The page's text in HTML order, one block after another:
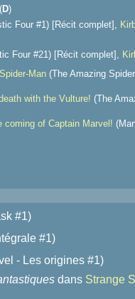
(D)
Four #1) [Récit complet],
Four #21) [Récit complet],
Man (The Amazing
with the Vulture! (The
coming of Captain Marvel!
#1)
#1)
- Les origines #1)
dans Strange